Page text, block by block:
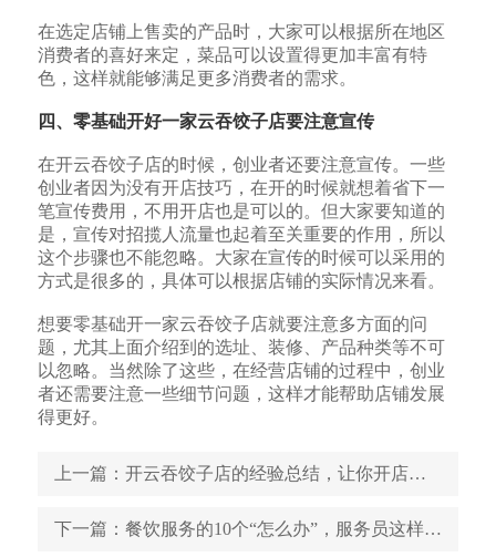
在选定店铺上售卖的产品时，大家可以根据所在地区
消费者的喜好来定，菜品可以设置得更加丰富有特
色，这样就能够满足更多消费者的需求。
四、零基础开好一家云吞饺子店要注意宣传
在开云吞饺子店的时候，创业者还要注意宣传。一些
创业者因为没有开店技巧，在开的时候就想着省下一
笔宣传费用，不用开店也是可以的。但大家要知道的
是，宣传对招揽人流量也起着至关重要的作用，所以
这个步骤也不能忽略。大家在宣传的时候可以采用的
方式是很多的，具体可以根据店铺的实际情况来看。
想要零基础开一家云吞饺子店就要注意多方面的问
题，尤其上面介绍到的选址、装修、产品种类等不可
以忽略。当然除了这些，在经营店铺的过程中，创业
者还需要注意一些细节问题，这样才能帮助店铺发展
得更好。
上一篇 ：开云吞饺子店的经验总结，让你开店经营不再难
下一篇 ：餐饮服务的10个“怎么办”，服务员这样应变就对了